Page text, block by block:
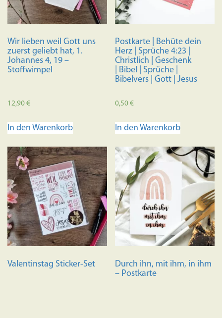
Wir lieben weil Gott uns
zuerst geliebt hat, 1.
Johannes 4, 19 –
Stoffwimpel
12,90€
In den Warenkorb
Postkarte | Behüte dein
Herz | Sprüche 4:23 |
Christlich | Geschenk
| Bibel | Sprüche |
Bibelvers | Gott | Jesus
0,50€
In den Warenkorb
Valentinstag Sticker-Set
Durch ihn, mit ihm, in ihm
– Postkarte